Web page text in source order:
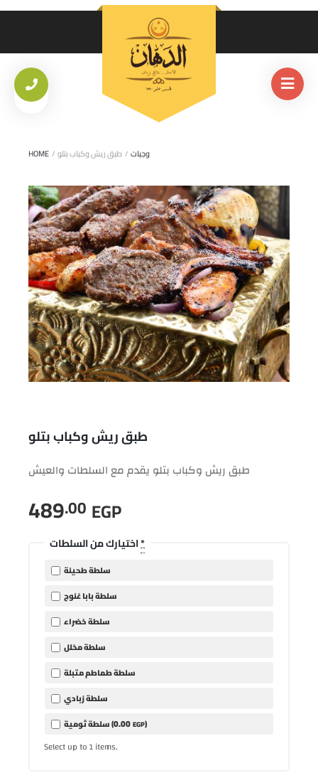
HOME / وجبات / طبق ريش وكباب بتلو
طبق ريش وكباب بتلو
طبق ريش وكباب بتلو يقدم مع السلطات والعيش
489.00 EGP
*
سلطة طحينة
سلطة بابا غنوج
سلطة خضراء
سلطة مخلل
سلطة طماطم متبلة
سلطة زبادي
سلطة ثومية (0.00EGP)
Select up to1items.